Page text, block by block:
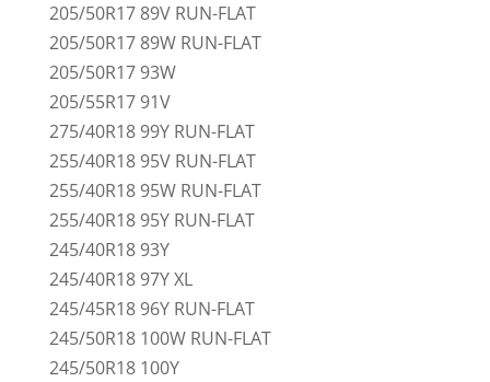
205/50R17 89V RUN-FLAT
205/50R17 89W RUN-FLAT
205/50R17 93W
205/55R17 91V
275/40R18 99Y RUN-FLAT
255/40R18 95V RUN-FLAT
255/40R18 95W RUN-FLAT
255/40R18 95Y RUN-FLAT
245/40R18 93Y
245/40R18 97Y XL
245/45R18 96Y RUN-FLAT
245/50R18 100W RUN-FLAT
245/50R18 100Y